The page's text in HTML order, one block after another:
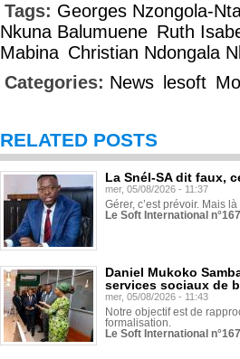
Tags: Georges Nzongola-
Nkuna Balumuene Ruth
Mabina Christian Ndongala
Categories: News lesoft
RELATED POSTS
La Snél-SA dit faux,
mer, 05/08/2026 - 11:37
Gérer, c’est prévoir. Mais
Le Soft International
Daniel Mukoko
services sociaux de
mer, 05/08/2026 - 11:43
Notre objectif est de
formalisation.
Le Soft International